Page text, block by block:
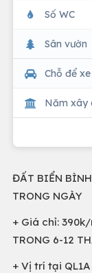
Số WC
Sân vườn
Chỗ để xe
Năm xây
ĐẤT BIỂN BÌNH
TRONG NGÀY
+ Giá chỉ: 390k/
TRONG 6-12
+ Vị trí tại